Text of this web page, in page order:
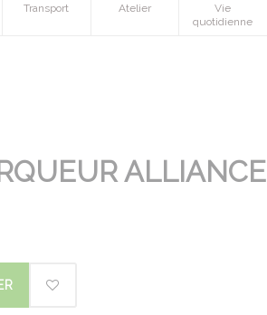
Transport Atelier
Vie
quotidienne
ALLIANCE